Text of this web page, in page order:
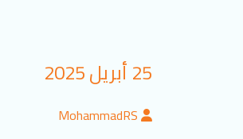
25 أبريل 2025
MohammadRS